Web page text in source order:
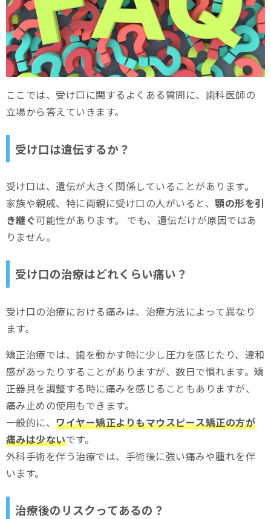
ここでは、受け口に関するよくある質問に、歯科医師の
立場から答えていきます。
受け口は遺伝するか？
受け口は、遺伝が大きく関係していることがあります。
家族や親戚、特に両親に受け口の人がいると、顎の形を引
き継ぐ可能性があります。 でも、遺伝だけが原因ではあ
りません。
受け口の治療はどれくらい痛い？
受け口の治療における痛みは、治療方法によって異なり
ます。
矯正治療では、歯を動かす時に少し圧力を感じたり、違和
感があったりすることがありますが、数日で慣れます。矯
正器具を調整する時に痛みを感じることもありますが、
痛み止めの使用もできます。
一般的に、ワイヤー矯正よりもマウスピース矯正の方が
痛みは少ないです。
外科手術を伴う治療では、手術後に強い痛みや腫れを伴
います。
治療後のリスクってあるの？